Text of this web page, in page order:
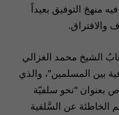
منهجَ التوفيق بعيداً
والافتراق.
الشيخ محمد الغزالي
بين المسلمين”، والذي
“نحو سلفيّة
الخاطئة عن السَّلفية